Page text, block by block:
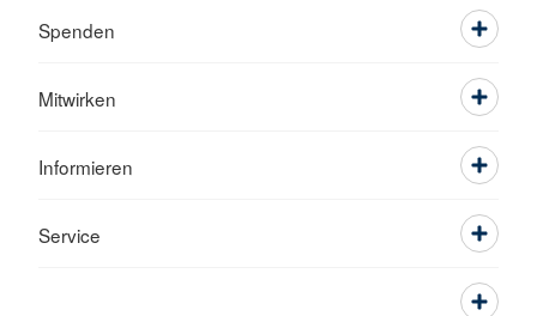
Spenden
Mitwirken
Informieren
Service